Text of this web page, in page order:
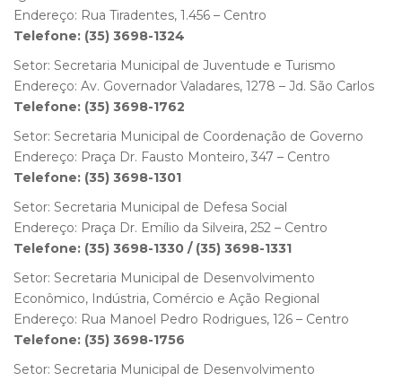
Endereço: Rua Tiradentes, 1.456 – Centro
Telefone: (35) 3698-1324
Setor: Secretaria Municipal de Juventude e Turismo
Endereço: Av. Governador Valadares, 1278 – Jd. São Carlos
Telefone: (35) 3698-1762
Setor: Secretaria Municipal de Coordenação de Governo
Endereço: Praça Dr. Fausto Monteiro, 347 – Centro
Telefone: (35) 3698-1301
Setor: Secretaria Municipal de Defesa Social
Endereço: Praça Dr. Emílio da Silveira, 252 – Centro
Telefone: (35) 3698-1330 / (35) 3698-1331
Setor: Secretaria Municipal de Desenvolvimento
Econômico, Indústria, Comércio e Ação Regional
Endereço: Rua Manoel Pedro Rodrigues, 126 – Centro
Telefone: (35) 3698-1756
Setor: Secretaria Municipal de Desenvolvimento